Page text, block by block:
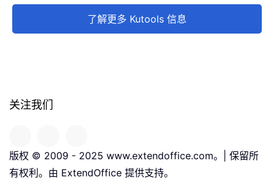
了解更多 Kutools 信息
关注我们
版权 © 2009 - 2025 www.extendoffice.com。| 保留所
有权利。由 ExtendOffice 提供支持。